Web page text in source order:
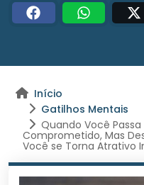
Início
Gatilhos Mentais
Quando Você
Comprometido, Mas
Você se Torna Atrativo